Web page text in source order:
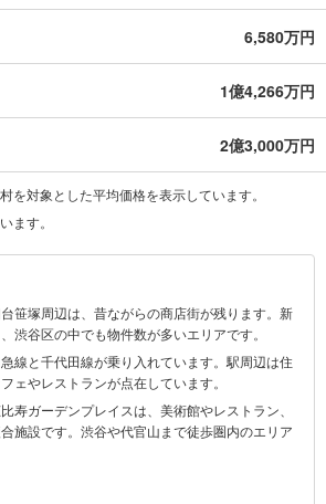
6,580万円
1億4,266万円
2億3,000万円
を対象とした平均価格を表示しています。
ます。
笹塚周辺は、昔ながらの商店街が残ります。新
渋谷区の中でも物件数が多いエリアです。
線と千代田線が乗り入れています。駅周辺は住
ェやレストランが点在しています。
寿ガーデンプレイスは、美術館やレストラン、
施設です。渋谷や代官山まで徒歩圏内のエリア